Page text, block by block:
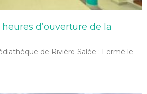
d’ouverture de la
de Rivière-Salée : Fermé le